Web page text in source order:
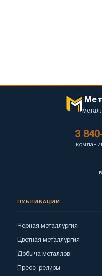
3
ПУБЛИКАЦИИ
Черная металлургия
Цветная металлургия
Добыча металлов
Пресс-релизы